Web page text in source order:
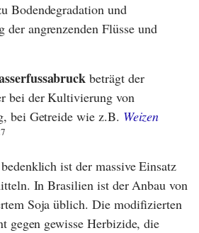
Bodendegradation und
der angrenzenden Flüsse und
beträgt der
bei der Kultivierung von
bei Getreide wie z.B. Weizen
ist der massive Einsatz
In Brasilien ist der Anbau von
Soja üblich. Die modifizierten
gegen gewisse Herbizide, die